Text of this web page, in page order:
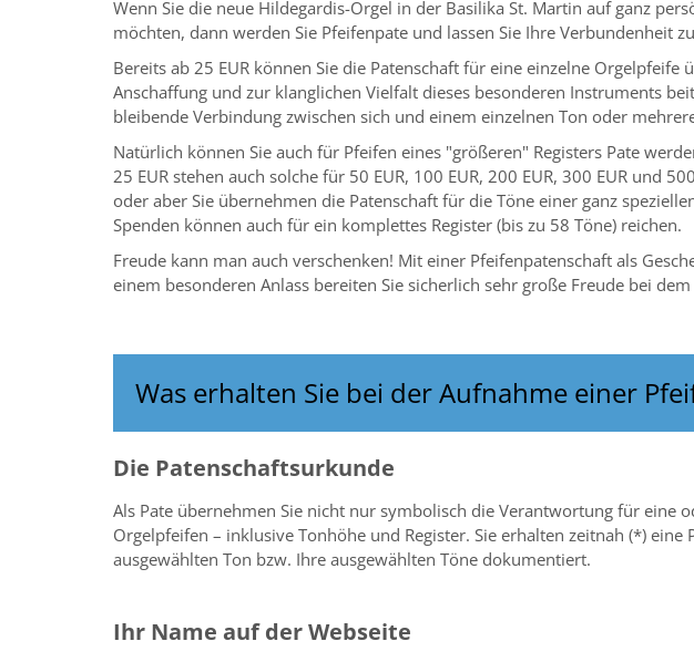
Wenn Sie die neue Hildegardis-Orgel in der Basilika St. Martin auf ganz
möchten, dann werden Sie Pfeifenpate und lassen Sie Ihre Verbundenheit
Bereits ab 25 EUR können Sie die Patenschaft für eine einzelne
Anschaffung und zur klanglichen Vielfalt dieses besonderen Instruments
bleibende Verbindung zwischen sich und einem einzelnen Ton oder
Natürlich können Sie auch für Pfeifen eines "größeren" Registers Pate
25 EUR stehen auch solche für 50 EUR, 100 EUR, 200 EUR, 300 EUR und
oder aber Sie übernehmen die Patenschaft für die Töne einer ganz
Spenden können auch für ein komplettes Register (bis zu 58 Töne) reichen.
Freude kann man auch verschenken! Mit einer Pfeifenpatenschaft als
einem besonderen Anlass bereiten Sie sicherlich sehr große Freude bei
Was erhalten Sie bei der Aufnahme einer
Die Patenschaftsurkunde
Als Pate übernehmen Sie nicht nur symbolisch die Verantwortung für eine
Orgelpfeifen – inklusive Tonhöhe und Register. Sie erhalten zeitnah (*) eine
ausgewählten Ton bzw. Ihre ausgewählten Töne dokumentiert.
Ihr Name auf der Webseite